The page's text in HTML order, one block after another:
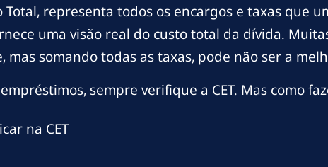
Total, representa todos os encargos e taxas que
uma visão real do custo total da dívida.
mas somando todas as taxas, pode não ser a
sempre verifique a CET. Mas como
na CET